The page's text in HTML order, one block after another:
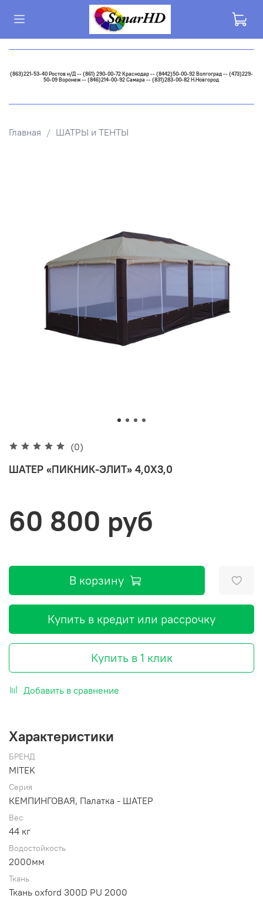
(863)221-53-40 Ростов н/Д -- (861) 290-00-72 Краснодар -- (8442)50-00-92 Волгоград -- (473)229-
50-09 Воронеж -- (846)214-00-92 Самара -- (831)283-00-82 Н.Новгород
Главная ШАТРЫ и ТЕНТЫ
(0)
ШАТЕР «ПИКНИК-ЭЛИТ» 4,0Х3,0
60 800 руб
В корзину
Купить в кредит или рассрочку
Купить в 1 клик
Добавить в сравнение
Характеристики
БРЕНД
MITEK
Серия
КЕМПИНГОВАЯ, Палатка - ШАТЕР
Вес
44 кг
Водостойкость
2000мм
Ткань
Ткань oxford 300D PU 2000